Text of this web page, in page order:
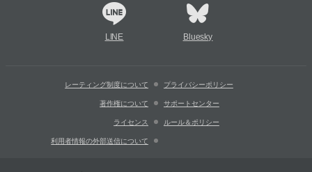
LINE Bluesky
レーティング制度について プライバシーポリシー
著作権について サポートセンター
ライセンス ルール＆ポリシー
利用者情報の外部送信について